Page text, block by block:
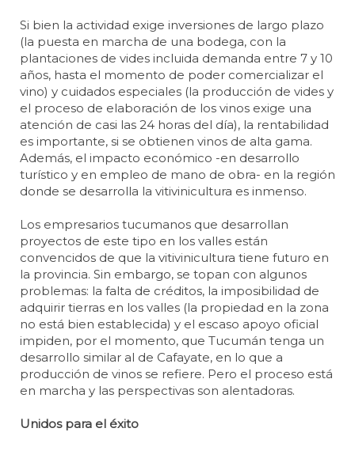
Si bien la actividad exige inversiones de largo plazo
(la puesta en marcha de una bodega, con la
plantaciones de vides incluida demanda entre 7 y 10
años, hasta el momento de poder comercializar el
vino) y cuidados especiales (la producción de vides y
el proceso de elaboración de los vinos exige una
atención de casi las 24 horas del día), la rentabilidad
es importante, si se obtienen vinos de alta gama.
Además, el impacto económico -en desarrollo
turístico y en empleo de mano de obra- en la región
donde se desarrolla la vitivinicultura es inmenso.
Los empresarios tucumanos que desarrollan
proyectos de este tipo en los valles están
convencidos de que la vitivinicultura tiene futuro en
la provincia. Sin embargo, se topan con algunos
problemas: la falta de créditos, la imposibilidad de
adquirir tierras en los valles (la propiedad en la zona
no está bien establecida) y el escaso apoyo oficial
impiden, por el momento, que Tucumán tenga un
desarrollo similar al de Cafayate, en lo que a
producción de vinos se refiere. Pero el proceso está
en marcha y las perspectivas son alentadoras.
Unidos para el éxito